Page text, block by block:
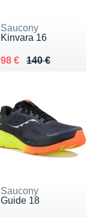
Saucony
Kinvara 16
140 €
Au lieu de 140 €
98 €
Vendu 98 €
Saucony
Guide 18